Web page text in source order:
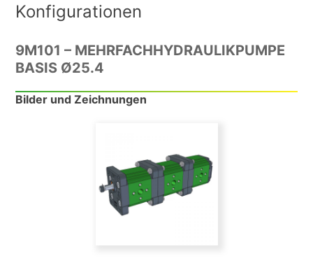
Konfigurationen
9M101 – MEHRFACHHYDRAULIKPUMPE
BASIS Ø25.4
Bilder und Zeichnungen